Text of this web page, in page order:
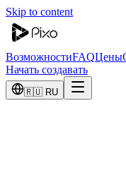
Skip to content
ВозможностиFAQЦены
Начать создавать
🇷🇺 RU